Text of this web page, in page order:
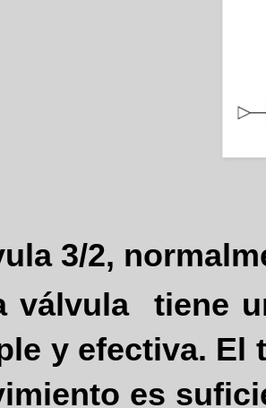
3/2,
válvula
tiene
y efectiva. El
es